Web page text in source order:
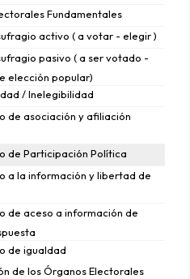
Fundamentales
activo ( a votar - elegir )
pasivo ( a ser votado -
elección popular)
/ Inelegibilidad
de asociación y afiliación
de Participación Política
a la información y libertad de
de aceso a información de
de igualdad
de los Órganos Electorales